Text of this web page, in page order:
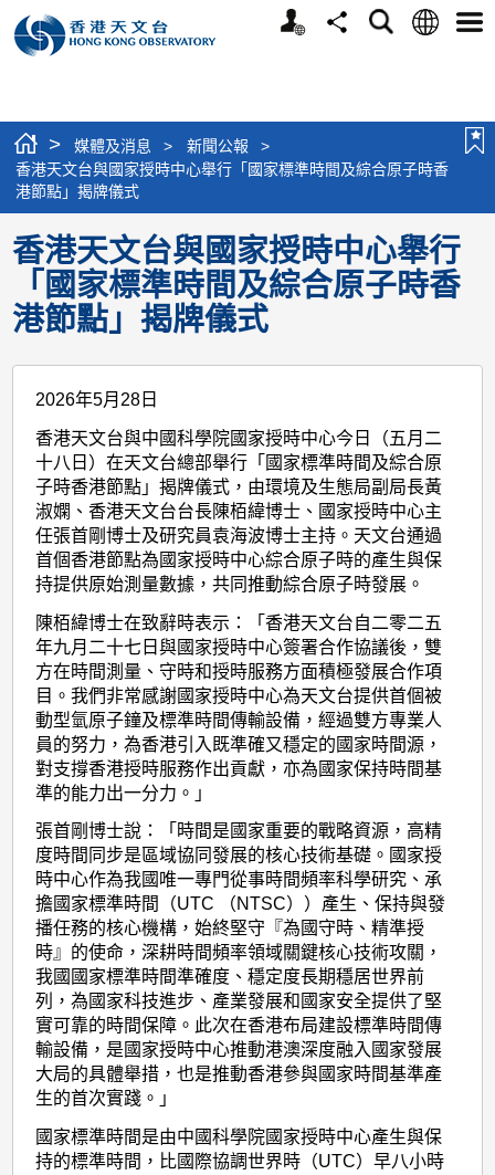
個
分
搜
語
選
> 媒體及消息 > 新聞公報
>
香港天文台與國家授時中心舉行「國家標準時間及綜合原子時香
港節點」揭牌儀式
香港天文台與國家授時中心舉行
「國家標準時間及綜合原子時香
港節點」揭牌儀式
2026年5月28日
香港天文台與中國科學院國家授時中心今日（五月二
十八日）在天文台總部舉行「國家標準時間及綜合原
子時香港節點」揭牌儀式，由環境及生態局副局長黃
淑嫻、香港天文台台長陳栢緯博士、國家授時中心主
任張首剛博士及研究員袁海波博士主持。天文台通過
首個香港節點為國家授時中心綜合原子時的產生與保
持提供原始測量數據，共同推動綜合原子時發展。
陳栢緯博士在致辭時表示：「香港天文台自二零二五
年九月二十七日與國家授時中心簽署合作協議後，雙
方在時間測量、守時和授時服務方面積極發展合作項
目。我們非常感謝國家授時中心為天文台提供首個被
動型氫原子鐘及標準時間傳輸設備，經過雙方專業人
員的努力，為香港引入既準確又穩定的國家時間源，
對支撐香港授時服務作出貢獻，亦為國家保持時間基
準的能力出一分力。」
張首剛博士說：「時間是國家重要的戰略資源，高精
度時間同步是區域協同發展的核心技術基礎。國家授
時中心作為我國唯一專門從事時間頻率科學研究、承
擔國家標準時間（UTC （NTSC））產生、保持與發
播任務的核心機構，始終堅守『為國守時、精準授
時』的使命，深耕時間頻率領域關鍵核心技術攻關，
我國國家標準時間準確度、穩定度長期穩居世界前
列，為國家科技進步、產業發展和國家安全提供了堅
實可靠的時間保障。此次在香港布局建設標準時間傳
輸設備，是國家授時中心推動港澳深度融入國家發展
大局的具體舉措，也是推動香港參與國家時間基準產
生的首次實踐。」
國家標準時間是由中國科學院國家授時中心產生與保
持的標準時間，比國際協調世界時（UTC）早八小時